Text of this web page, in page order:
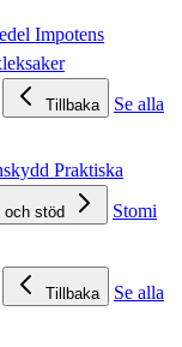
Impotens
Tillbaka
Se alla
Praktiska
och stöd
Stomi
Tillbaka
Se alla